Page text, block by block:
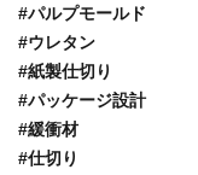
#パルプモールド
#ウレタン
#紙製仕切り
#パッケージ設計
#緩衝材
#仕切り